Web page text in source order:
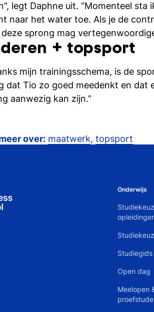
legt Daphne uit. “Momenteel
naar het water toe. Als je de
sprong mag
+ topsport
mijn trainingsschema, is de
dat Tio zo goed meedenkt en dat
aanwezig kan zijn.”
over: maatwerk, topsport
Onderwijs
Studiegids
Open dag
Meelopen